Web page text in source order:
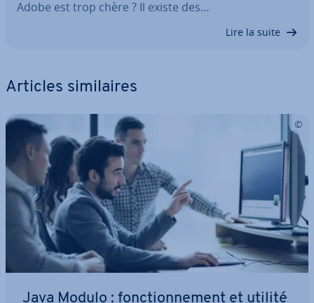
Adobe est trop chère ? Il existe des…
Lire la suite
Articles si­mi­laires
Java Modulo : fonc­tion­ne­ment et utilité